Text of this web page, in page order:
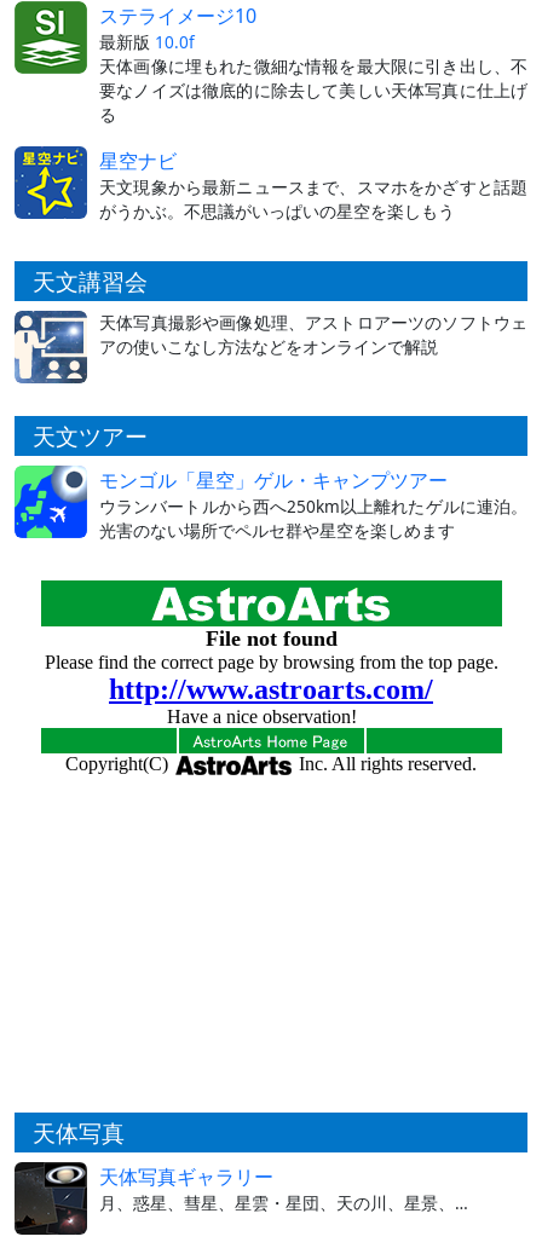
ステライメージ10
最新版 10.0f
天体画像に埋もれた微細な情報を最大限に引き出し、不
要なノイズは徹底的に除去して美しい天体写真に仕上げ
る
星空ナビ
天文現象から最新ニュースまで、スマホをかざすと話題
がうかぶ。不思議がいっぱいの星空を楽しもう
天文講習会
天体写真撮影や画像処理、アストロアーツのソフトウェ
アの使いこなし方法などをオンラインで解説
天文ツアー
モンゴル「星空」ゲル・キャンプツアー
ウランバートルから西へ250km以上離れたゲルに連泊。
光害のない場所でペルセ群や星空を楽しめます
天体写真
天体写真ギャラリー
月、惑星、彗星、星雲・星団、天の川、星景、…